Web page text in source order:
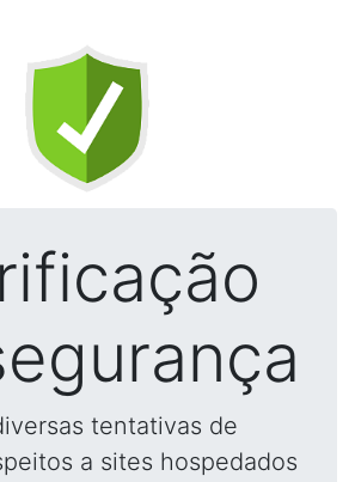
tentativas de
a sites hospedados